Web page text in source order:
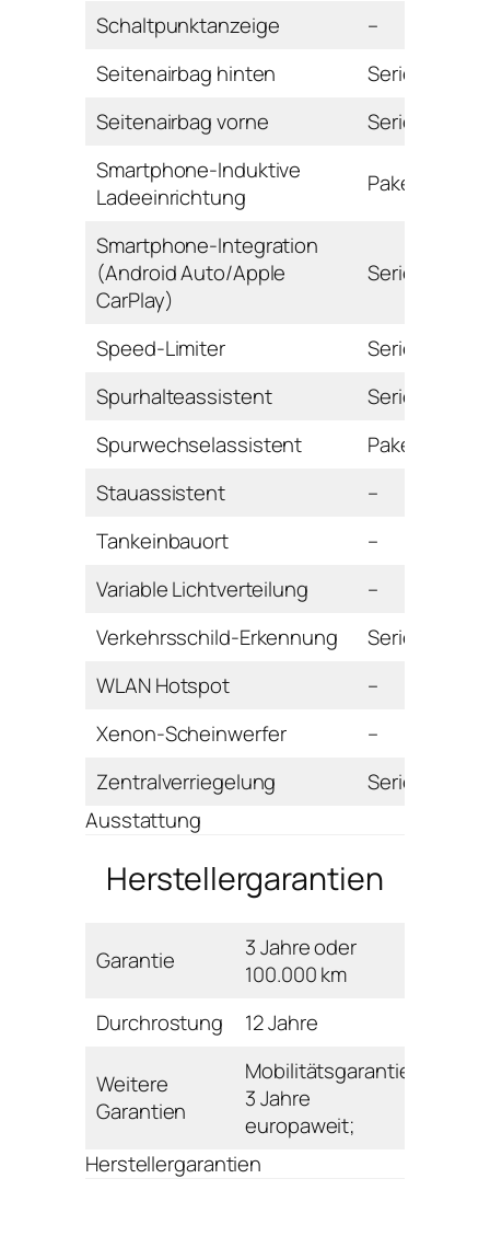
Schaltpunktanzeige
–
Seitenairbag hinten
Serie
Seitenairbag vorne
Serie
Smartphone-Induktive
Ladeeinrichtung
Paket
Smartphone-Integration
(Android Auto/Apple
CarPlay)
Serie
Speed-Limiter
Serie
Spurhalteassistent
Serie
Spurwechselassistent
Paket
Stauassistent
–
Tankeinbauort
–
Variable Lichtverteilung
–
Verkehrsschild-Erkennung
Serie
WLAN Hotspot
–
Xenon-Scheinwerfer
–
Zentralverriegelung
Serie
Ausstattung
Herstellergarantien
Garantie
3 Jahre oder
100.000 km
Durchrostung
12 Jahre
Weitere
Garantien
Mobilitätsgarantie:
3 Jahre
europaweit;
Herstellergarantien